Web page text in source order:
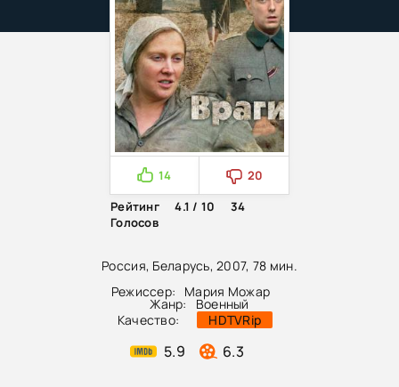
Россия, Беларусь, 2007, 78 мин.
Режиссер:
Мария Можар
Жанр:
Военный
Качество:
HDTVRip
5.9 6.3
14
20
Рейтинг
4.1 / 10
34
Голосов